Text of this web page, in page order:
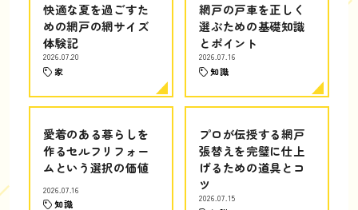
快適な夏を過ごすた
めの網戸の網サイズ
体験記
2026.07.20
家
網戸の戸車を正しく
選ぶための基礎知識
とポイント
2026.07.16
知識
愛着のある暮らしを
作るセルフリフォー
ムという選択の価値
2026.07.16
知識
プロが伝授する網戸
張替えを完璧に仕上
げるための道具とコ
ツ
2026.07.15